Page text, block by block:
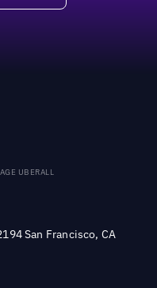
UBERALL
San Francisco, CA